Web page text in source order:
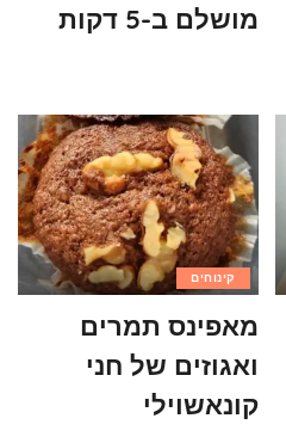
מושלם ב-5 דקות
קינוחים
מאפינס תמרים
ואגוזים של חני
קונאשוילי